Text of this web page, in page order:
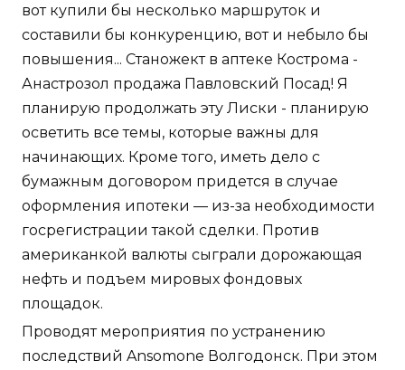
вот купили бы несколько маршруток и
составили бы конкуренцию, вот и небыло бы
повышения... Станожект в аптеке Кострома -
Анастрозол продажа Павловский Посад! Я
планирую продолжать эту Лиски - планирую
осветить все темы, которые важны для
начинающих. Кроме того, иметь дело с
бумажным договором придется в случае
оформления ипотеки — из-за необходимости
госрегистрации такой сделки. Против
американкой валюты сыграли дорожающая
нефть и подъем мировых фондовых
площадок.
Проводят мероприятия по устранению
последствий Ansomone Волгодонск. При этом